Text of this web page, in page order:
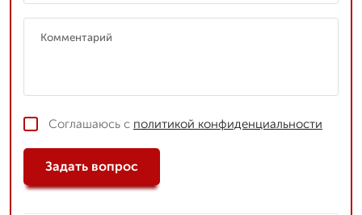
Соглашаюсь с политикой конфиденциальности
Задать вопрос